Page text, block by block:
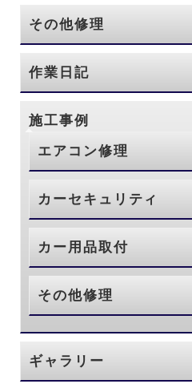
その他修理
作業日記
施工事例
エアコン修理
カーセキュリティ
カー用品取付
その他修理
ギャラリー